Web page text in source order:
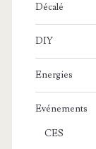
Décalé
DIY
Energies
Evénements
CES